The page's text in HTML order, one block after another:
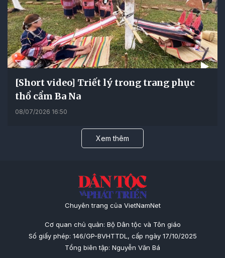
[Short video] Triết lý trong trang phục
thổ cẩm Ba Na
08/07/2026 16:50
Xem thêm
Chuyên trang của VietNamNet
Cơ quan chủ quản: Bộ Dân tộc và Tôn giáo
Số giấy phép: 146/GP-BVHTTDL, cấp ngày 17/10/2025
Tổng biên tập: Nguyễn Văn Bá